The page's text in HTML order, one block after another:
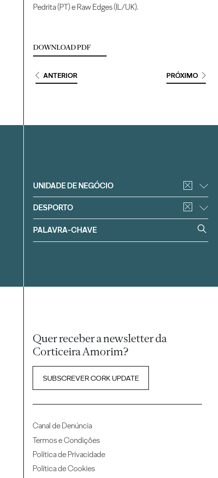
Pedrita (PT) e Raw Edges (IL/UK).
DOWNLOAD PDF
ANTERIOR PRÓXIMO
Filtrar
UNIDADE DE NEGÓCIO
DESPORTO
Quer receber a newsletter da
Corticeira Amorim?
SUBSCREVER CORK UPDATE
Canal de Denúncia
Termos e Condições
Política de Privacidade
Política de Cookies